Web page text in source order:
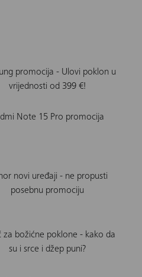
promocija - Ulovi poklon u
vrijednosti od 399 €!
Note 15 Pro promocija
novi uređaji - ne propusti
posebnu promociju
za božićne poklone - kako da
su i srce i džep puni?